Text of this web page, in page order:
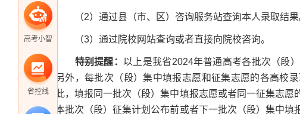
高考小智
省控线
（2）通过县（市、区）咨询服务站查询本人录取结果
（3）通过院校网站查询或者直接向院校咨询。
特别提醒： 以上是我省2024年普通高考各批次（段
另外，每批次（段）集中填报志愿和征集志愿的各高校
此，填报同一批次（段）集中填报志愿或者同一征集志
本批次（段）征集计划公布前或者下一批次（段）集中